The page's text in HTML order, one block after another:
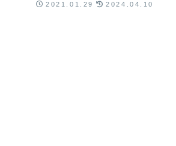
2021.01.29 2024.04.10